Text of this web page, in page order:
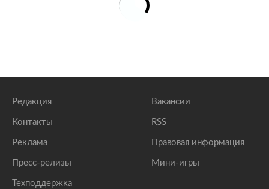
Редакция
Контакты
Реклама
Пресс-релизы
Техподдержка
Вакансии
RSS
Правовая информация
Мини-игры